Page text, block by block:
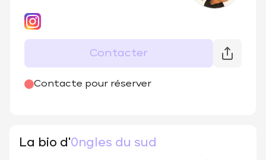
Contacter
Contacte pour réserver
@0nglesdusud
La bio d'0ngles du sud